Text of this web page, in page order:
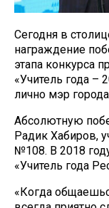
Сегодня в
награждение
этапа конкурса
«Учитель года –
лично мэр
Абсолютную
Радик Хабиров,
№108. В 2018
«Учитель года
«Когда